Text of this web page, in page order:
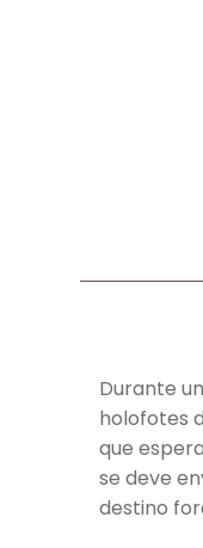
Durante
holofotes
que
se deve
destino